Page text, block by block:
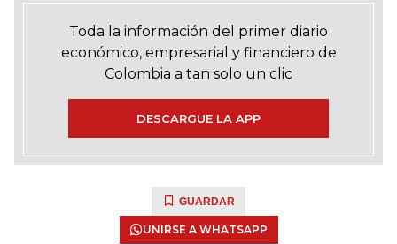
Toda la información del primer diario
económico, empresarial y financiero de
Colombia a tan solo un clic
DESCARGUE LA APP
GUARDAR
UNIRSE A WHATSAPP